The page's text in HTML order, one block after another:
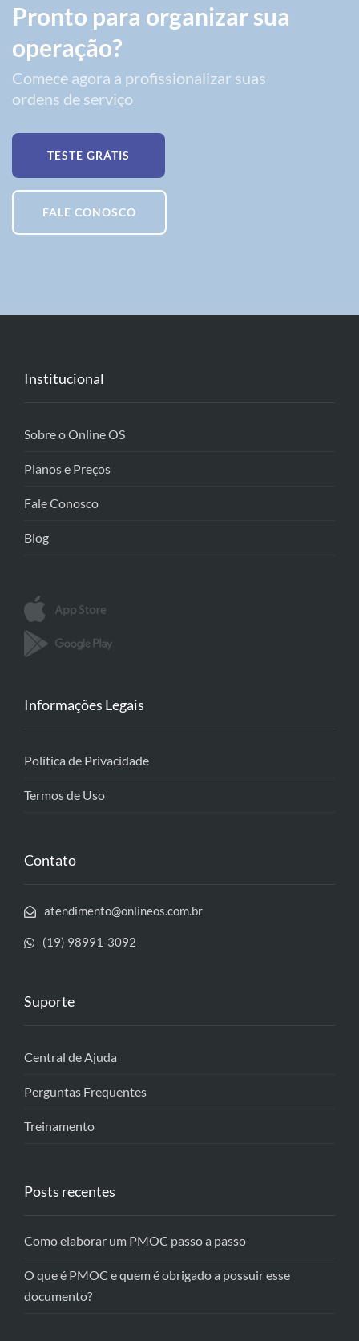
Pronto para organizar sua
operação?
Comece agora a profissionalizar suas
ordens de serviço
TESTE GRÁTIS
FALE CONOSCO
Institucional
Sobre o Online OS
Planos e Preços
Fale Conosco
Blog
Informações Legais
Política de Privacidade
Termos de Uso
Contato
atendimento@onlineos.com.br
(19) 98991-3092
Suporte
Central de Ajuda
Perguntas Frequentes
Treinamento
Posts recentes
Como elaborar um PMOC passo a passo
O que é PMOC e quem é obrigado a possuir esse
documento?